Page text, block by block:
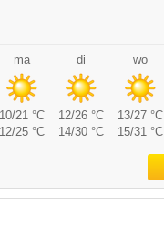
ma di wo
10/21 °C 12/26 °C 13/27 °C
12/25 °C 14/30 °C 15/31 °C